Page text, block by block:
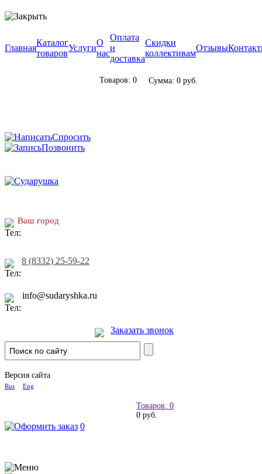
Главная
Каталог
товаров
Услуги
О
нас
Оплата
и
доставка
Скидки
коллективам
Отзывы
Товаров: 0 Сумма: 0 руб.
Спросить
Позвонить
Ваш город
8 (8332) 25-59-22
info@sudaryshka.ru
Заказать звонок
Версия сайта
Rus Eng
Товаров: 0
0 руб.
0